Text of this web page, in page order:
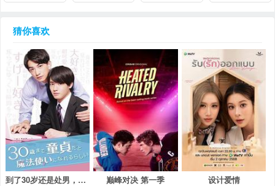
猜你喜欢
到了30岁还是处男，似乎会变成魔法师 巅峰对决 第一季 设计爱情